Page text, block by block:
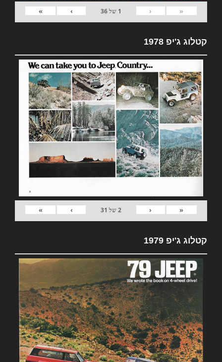
«
‹
1 של36
›
»
קטלוג ג'יפ 1978
«
‹
2של 31
›
»
קטלוג ג'יפ 1979